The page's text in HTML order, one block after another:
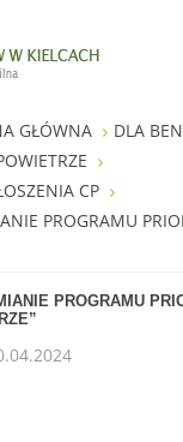
GŁÓWNA
DLA
CP
PROGRAMU
PROGRAMU